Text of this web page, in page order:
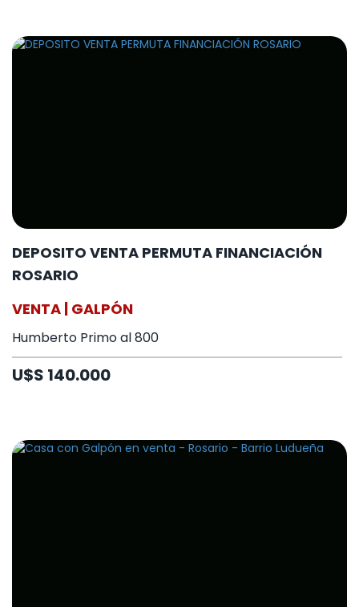
DEPOSITO VENTA PERMUTA FINANCIACIÓN
ROSARIO
VENTA | GALPÓN
Humberto Primo al 800
U$S 140.000